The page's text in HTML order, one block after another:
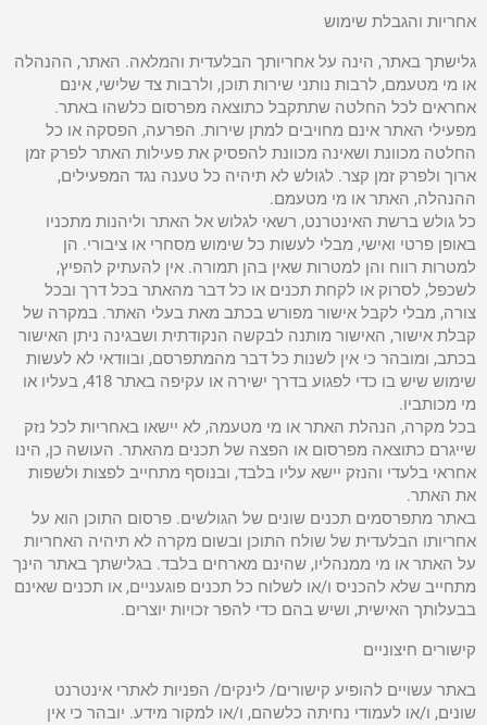
אחריות והגבלת שימוש
גלישתך באתר, הינה על אחריותך הבלעדית והמלאה. האתר, ההנהלה
או מי מטעמם, לרבות נותני שירות תוכן, ולרבות צד שלישי, אינם
אחראים לכל החלטה שתתקבל כתוצאה מפרסום כלשהו באתר.
מפעילי האתר אינם מחויבים למתן שירות. הפרעה, הפסקה או כל
החלטה מכוונת ושאינה מכוונת להפסיק את פעילות האתר לפרק זמן
ארוך ולפרק זמן קצר. לגולש לא תיהיה כל טענה נגד המפעילים,
ההנהלה, האתר או מי מטעמם.
כל גולש ברשת האינטרנט, רשאי לגלוש אל האתר וליהנות מתכניו
באופן פרטי ואישי, מבלי לעשות כל שימוש מסחרי או ציבורי. הן
למטרות רווח והן למטרות שאין בהן תמורה. אין להעתיק להפיץ,
לשכפל, לסרוק או לקחת תכנים או כל דבר מהאתר בכל דרך ובכל
צורה, מבלי לקבל אישור מפורש בכתב מאת בעלי האתר. במקרה של
קבלת אישור, האישור מותנה לבקשה הנקודתית ושבגינה ניתן האישור
בכתב, ומובהר כי אין לשנות כל דבר מהמתפרסם, ובוודאי לא לעשות
שימוש שיש בו כדי לפגוע בדרך ישירה או עקיפה באתר 418, בעליו או
מי מכותביו.
בכל מקרה, הנהלת האתר או מי מטעמה, לא יישאו באחריות לכל נזק
שייגרם כתוצאה מפרסום או הפצה של תכנים מהאתר. העושה כן, הינו
אחראי בלעדי והנזק יישא עליו בלבד, ובנוסף מתחייב לפצות ולשפות
את האתר.
באתר מתפרסמים תכנים שונים של הגולשים. פרסום התוכן הוא על
אחריותו הבלעדית של שולח התוכן ובשום מקרה לא תיהיה האחריות
על האתר או מי ממנהליו, שהינם מארחים בלבד. בגלישתך באתר הינך
מתחייב שלא להכניס ו/או לשלוח כל תכנים פוגעניים, או תכנים שאינם
בבעלותך האישית, ושיש בהם כדי להפר זכויות יוצרים.
קישורים חיצוניים
באתר עשויים להופיע קישורים/ לינקים/ הפניות לאתרי אינטרנט
שונים, ו/או לעמודי נחיתה כלשהם, ו/או למקור מידע. יובהר כי אין